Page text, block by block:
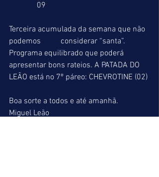
              09
Terceira acumulada da semana que não
podemos          considerar “santa”.
Programa equilibrado que poderá
apresentar bons rateios. A PATADA DO
LEÃO está no 7º páreo: CHEVROTINE (02)
Boa sorte a todos e até amanhã.
Miguel Leão